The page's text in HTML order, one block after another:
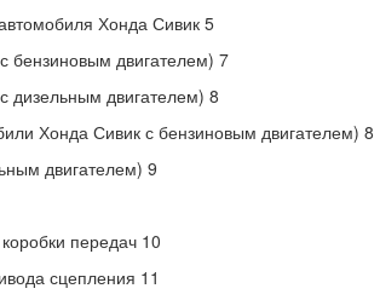
Хонда Сивик 5
бензиновым двигателем) 7
дизельным двигателем) 8
Хонда Сивик с бензиновым двигателем) 8
двигателем) 9
передач 10
сцепления 11